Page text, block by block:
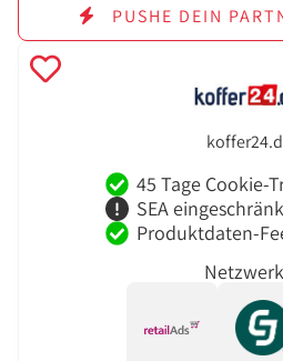
PUSHE DEIN
45 Tage Cookie-
SEA
Produktdaten-